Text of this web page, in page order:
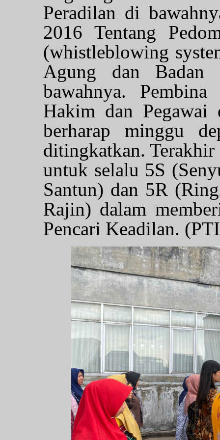
Peradilan di
2016 Tentang
(whistleblowing
Agung dan Badan
bawahnya.
Hakim dan
berharap minggu
ditingkatkan.
untuk selalu 5S
Santun) dan 5R
Rajin) dalam
Pencari Keadilan.